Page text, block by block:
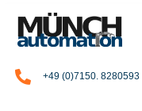
 +49 (0)7150. 8280593